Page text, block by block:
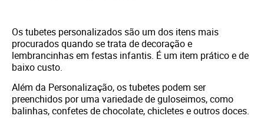
Os tubetes personalizados são um dos itens mais
procurados quando se trata de decoração e
lembrancinhas em festas infantis. É um item prático e de
baixo custo.
Além da Personalização, os tubetes podem ser
preenchidos por uma variedade de guloseimos, como
balinhas, confetes de chocolate, chicletes e outros doces.